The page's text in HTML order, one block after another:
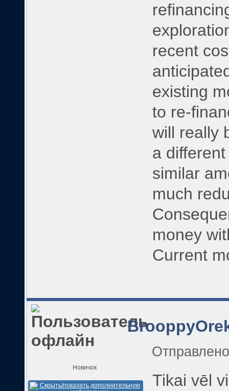
recent
existing
to re-
will really
a
similar
much
money
Current
Новичок
Tikai vēl